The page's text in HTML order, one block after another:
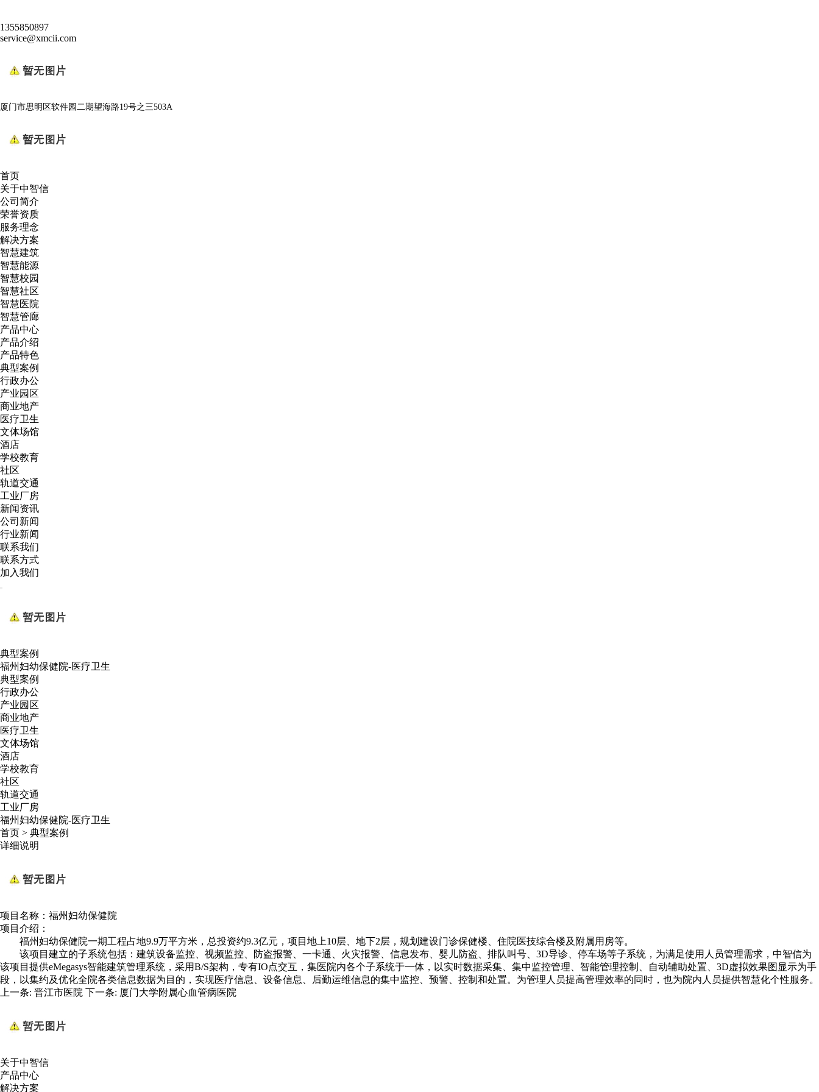
1355850897
service@xmcii.com
厦门市思明区软件园二期望海路19号之三503A
首页
关于中智信
公司简介
荣誉资质
服务理念
解决方案
智慧建筑
智慧能源
智慧校园
智慧社区
智慧医院
智慧管廊
产品中心
产品介绍
产品特色
典型案例
行政办公
产业园区
商业地产
医疗卫生
文体场馆
酒店
学校教育
社区
轨道交通
工业厂房
新闻资讯
公司新闻
行业新闻
联系我们
联系方式
加入我们
典型案例
福州妇幼保健院-医疗卫生
典型案例
行政办公
产业园区
商业地产
医疗卫生
文体场馆
酒店
学校教育
社区
轨道交通
工业厂房
福州妇幼保健院-医疗卫生
首页 > 典型案例
详细说明
项目名称：福州妇幼保健院
项目介绍：
福州妇幼保健院一期工程占地9.9万平方米，总投资约9.3亿元，项目地上10层、地下2层，规划建设门诊保健楼、住院医技综合楼及附属用房等。
该项目建立的子系统包括：建筑设备监控、视频监控、防盗报警、一卡通、火灾报警、信息发布、婴儿防盗、排队叫号、3D导诊、停车场等子系统，为满足使用人员管理需求，中智信为
该项目提供eMegasys智能建筑管理系统，采用B/S架构，专有IO点交互，集医院内各个子系统于一体，以实时数据采集、集中监控管理、智能管理控制、自动辅助处置、3D虚拟效果图显示为手
段，以集约及优化全院各类信息数据为目的，实现医疗信息、设备信息、后勤运维信息的集中监控、预警、控制和处置。为管理人员提高管理效率的同时，也为院内人员提供智慧化个性服务。
上一条: 晋江市医院 下一条: 厦门大学附属心血管病医院
关于中智信
产品中心
解决方案